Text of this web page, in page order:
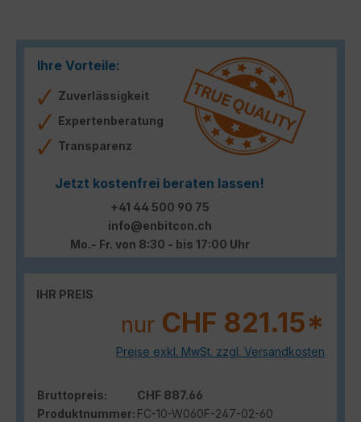
Ihre Vorteile:
Zuverlässigkeit
Expertenberatung
Transparenz
Jetzt kostenfrei beraten lassen!
+41 44 500 90 75
info@enbitcon.ch
Mo.- Fr. von 8:30 - bis 17:00 Uhr
IHR PREIS
nur CHF 821.15*
Preise exkl. MwSt. zzgl. Versandkosten
Bruttopreis:
CHF 887.66
Produktnummer: FC-10-W060F-247-02-60